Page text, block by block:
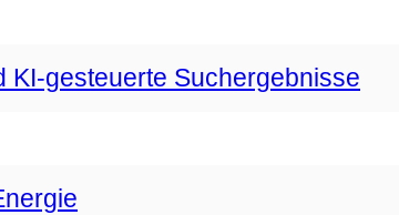
KI-gesteuerte Suchergebnisse